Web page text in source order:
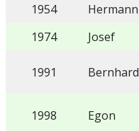
1954
Hermann
1974
Josef
1991 Bernhard
1998 Egon